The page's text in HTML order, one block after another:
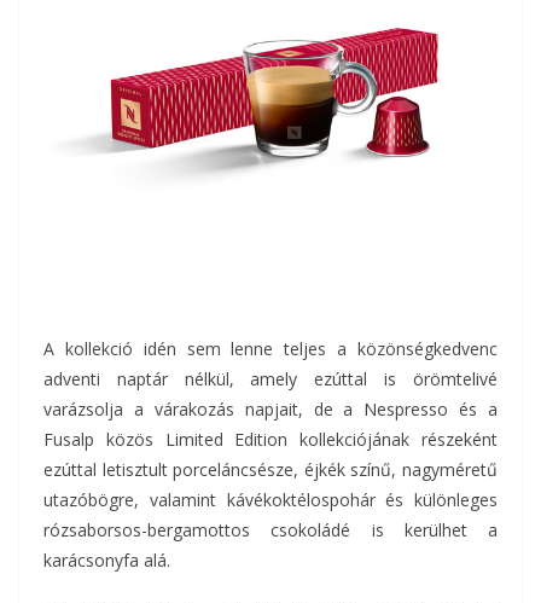
A kollekció idén sem lenne teljes a közönségkedvenc
adventi naptár nélkül, amely ezúttal is örömtelivé
varázsolja a várakozás napjait, de a Nespresso és a
Fusalp közös Limited Edition kollekciójának részeként
ezúttal letisztult porceláncsésze, éjkék színű, nagyméretű
utazóbögre, valamint kávékoktélospohár és különleges
rózsaborsos-bergamottos csokoládé is kerülhet a
karácsonyfa alá.